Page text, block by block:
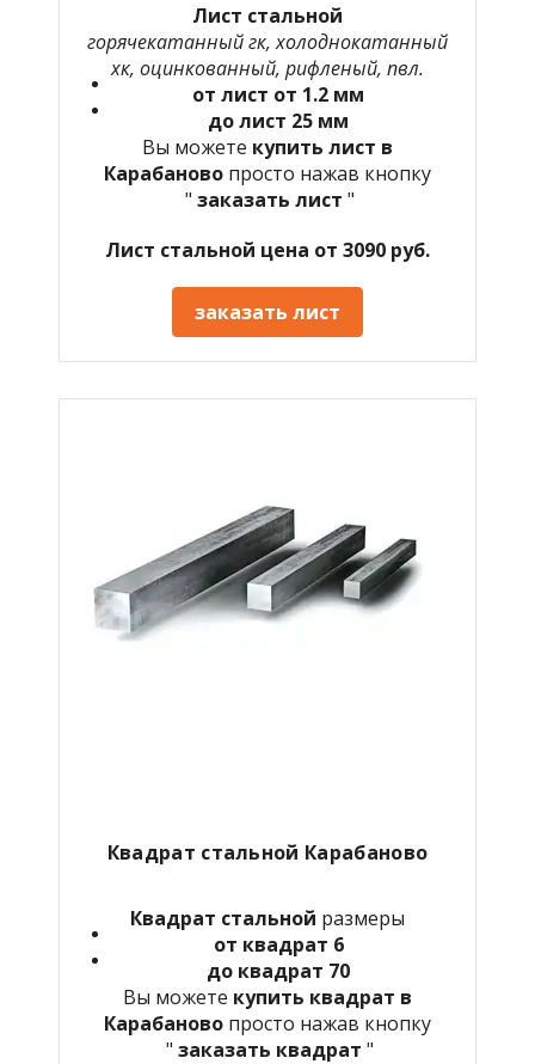
Лист стальной
горячекатанный гк, холоднокатанный
хк, оцинкованный, рифленый, пвл.
от лист от 1.2 мм
до лист 25 мм
Вы можете купить лист в
Карабаново просто нажав кнопку
" заказать лист "
Лист стальной цена от 3090 руб.
заказать лист
Квадрат стальной Карабаново
Квадрат стальной размеры
от квадрат 6
до квадрат 70
Вы можете купить квадрат в
Карабаново просто нажав кнопку
" заказать квадрат "